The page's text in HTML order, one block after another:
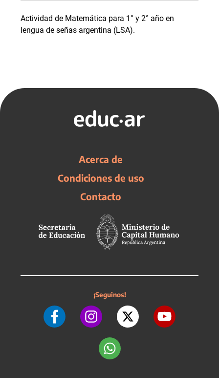
Actividad de Matemática para 1° y 2° año en
lengua de señas argentina (LSA).
Acerca de
Condiciones de uso
Contacto
¡Seguinos!